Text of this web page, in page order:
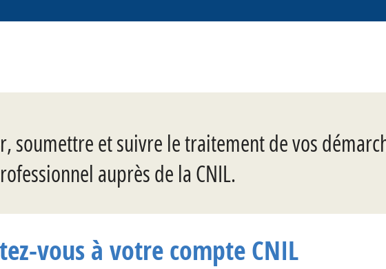
soumettre et suivre le traitement de vos
auprès de la CNIL.
vous à votre compte CNIL